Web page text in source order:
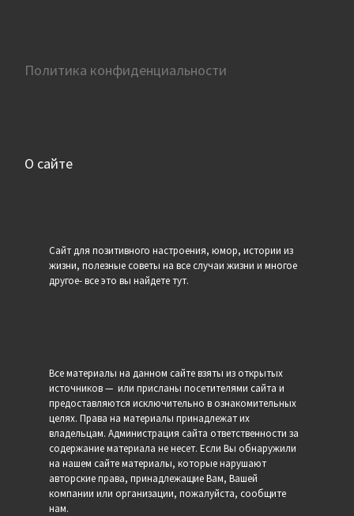
Политика конфиденциальности
О сайте
Сайт для позитивного настроения, юмор, истории из
жизни, полезные советы на все случаи жизни и многое
другое- все это вы найдете тут.
Все материалы на данном сайте взяты из открытых
источников — или присланы посетителями сайта и
предоставляются исключительно в ознакомительных
целях. Права на материалы принадлежат их
владельцам. Администрация сайта ответственности за
содержание материала не несет. Если Вы обнаружили
на нашем сайте материалы, которые нарушают
авторские права, принадлежащие Вам, Вашей
компании или организации, пожалуйста, сообщите
нам.